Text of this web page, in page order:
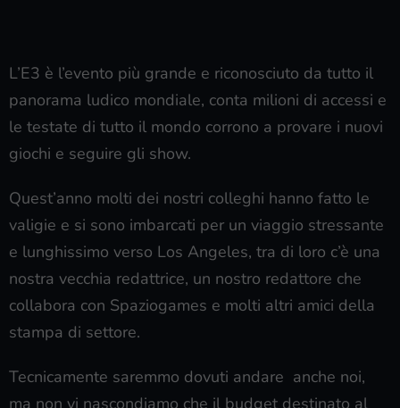
L’E3 è l’evento più grande e riconosciuto da tutto il
panorama ludico mondiale, conta milioni di accessi e
le testate di tutto il mondo corrono a provare i nuovi
giochi e seguire gli show.
Quest’anno molti dei nostri colleghi hanno fatto le
valigie e si sono imbarcati per un viaggio stressante
e lunghissimo verso Los Angeles, tra di loro c’è una
nostra vecchia redattrice, un nostro redattore che
collabora con Spaziogames e molti altri amici della
stampa di settore.
Tecnicamente saremmo dovuti andare anche noi,
ma non vi nascondiamo che il budget destinato al